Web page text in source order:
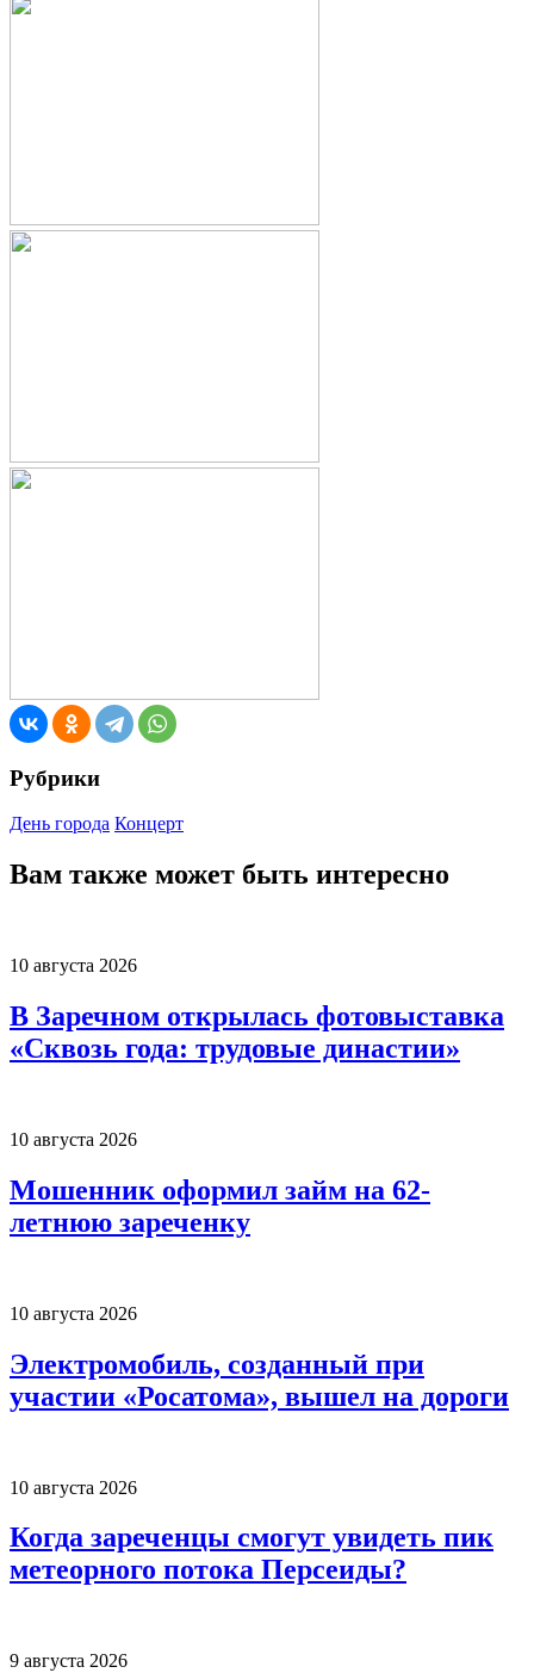
Рубрики
День города Концерт
Вам также может быть интересно
10 августа 2026
В Заречном открылась фотовыставка
«Сквозь года: трудовые династии»
10 августа 2026
Мошенник оформил займ на 62-
летнюю зареченку
10 августа 2026
Электромобиль, созданный при
участии «Росатома», вышел на дороги
10 августа 2026
Когда зареченцы смогут увидеть пик
метеорного потока Персеиды?
9 августа 2026